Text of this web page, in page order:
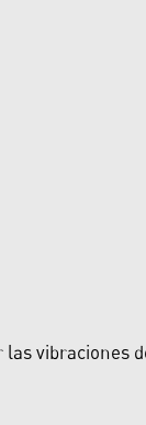
vibraciones